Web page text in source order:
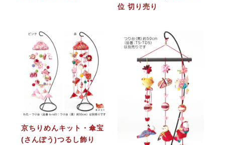
位 切り売り
京ちりめんキット・傘宝
(さんぽう)つるし飾り